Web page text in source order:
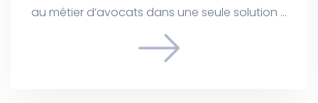
au métier d’avocats dans une seule solution …